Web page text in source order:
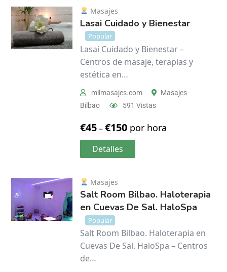
Masajes
Lasai Cuidado y Bienestar
Popular
Lasai Cuidado y Bienestar –
Centros de masaje, terapias y
estética en…
milmasajes.com
Masajes
Bilbao
591 Vistas
€45–€150 por hora
Detalles
Masajes
Salt Room Bilbao. Haloterapia
en Cuevas De Sal. HaloSpa
Popular
Salt Room Bilbao. Haloterapia en
Cuevas De Sal. HaloSpa – Centros
de…